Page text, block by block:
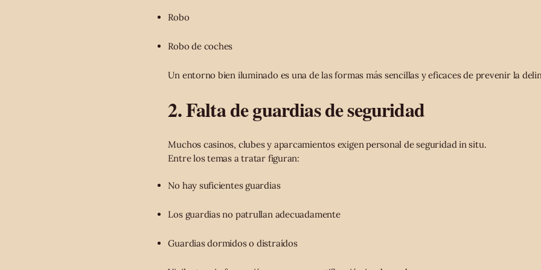
Robo
Robo de coches
Un entorno bien iluminado es una de las formas más sencillas y eficaces de prevenir la
2. Falta de guardias de seguridad
Muchos casinos, clubes y aparcamientos exigen personal de seguridad in situ.
Entre los temas a tratar figuran:
No hay suficientes guardias
Los guardias no patrullan adecuadamente
Guardias dormidos o distraídos